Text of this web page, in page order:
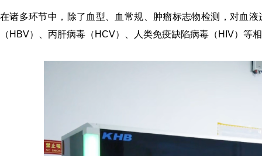
在诸多环节中，除了血型、血常规、肿瘤标志物检测，对血
（HBV）、丙肝病毒（HCV）、人类免疫缺陷病毒（HIV） 等